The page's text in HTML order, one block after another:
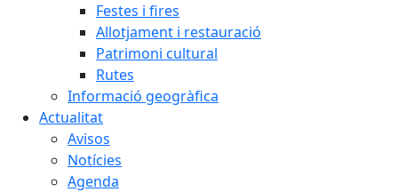
Festes i fires
Allotjament i restauració
Patrimoni cultural
Rutes
Informació geogràfica
Actualitat
Avisos
Notícies
Agenda